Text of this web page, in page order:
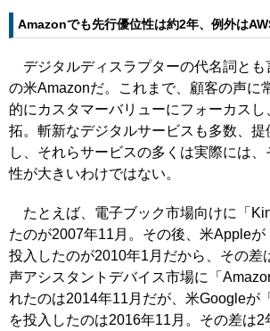
Amazonでも先行優位性は約2年、例外は
デジタルディスラプターの代名詞とも
の米Amazonだ。これまで、顧客の声に
的にカスタマーバリューにフォーカスし
拓。斬新なデジタルサービスも多数、
し、それらサービスの多くは実際には
性が大きいわけではない。
たとえば、電子ブック市場向けに「
たのが2007年11月。その後、米Apple
投入したのが2010年1月だから、その差
声アシスタントデバイス市場に「
れたのは2014年11月だが、米Googleが
を投入したのは2016年11月。その差は2